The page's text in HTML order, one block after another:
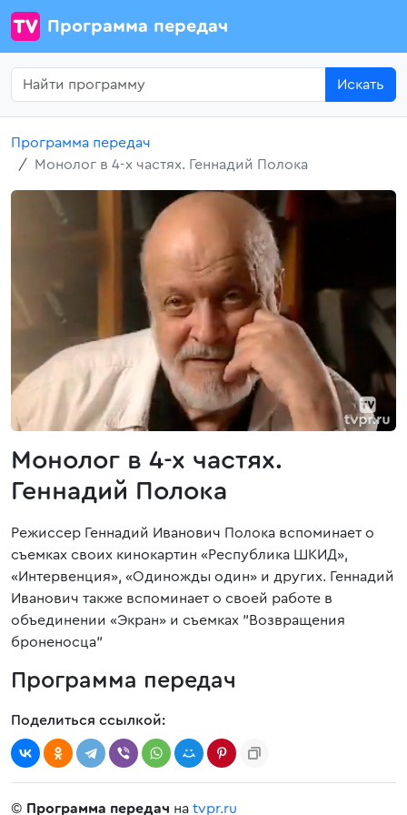
Программа передач
Искать
Программа передач
Монолог в 4-х частях. Геннадий Полока
Монолог в 4-х частях.
Геннадий Полока
Режиссер Геннадий Иванович Полока вспоминает о
съемках своих кинокартин «Республика ШКИД»,
«Интервенция», «Одиножды один» и других. Геннадий
Иванович также вспоминает о своей работе в
объединении «Экран» и съемках "Возвращения
броненосца"
Программа передач
Поделиться ссылкой:
© Программа передач на tvpr.ru